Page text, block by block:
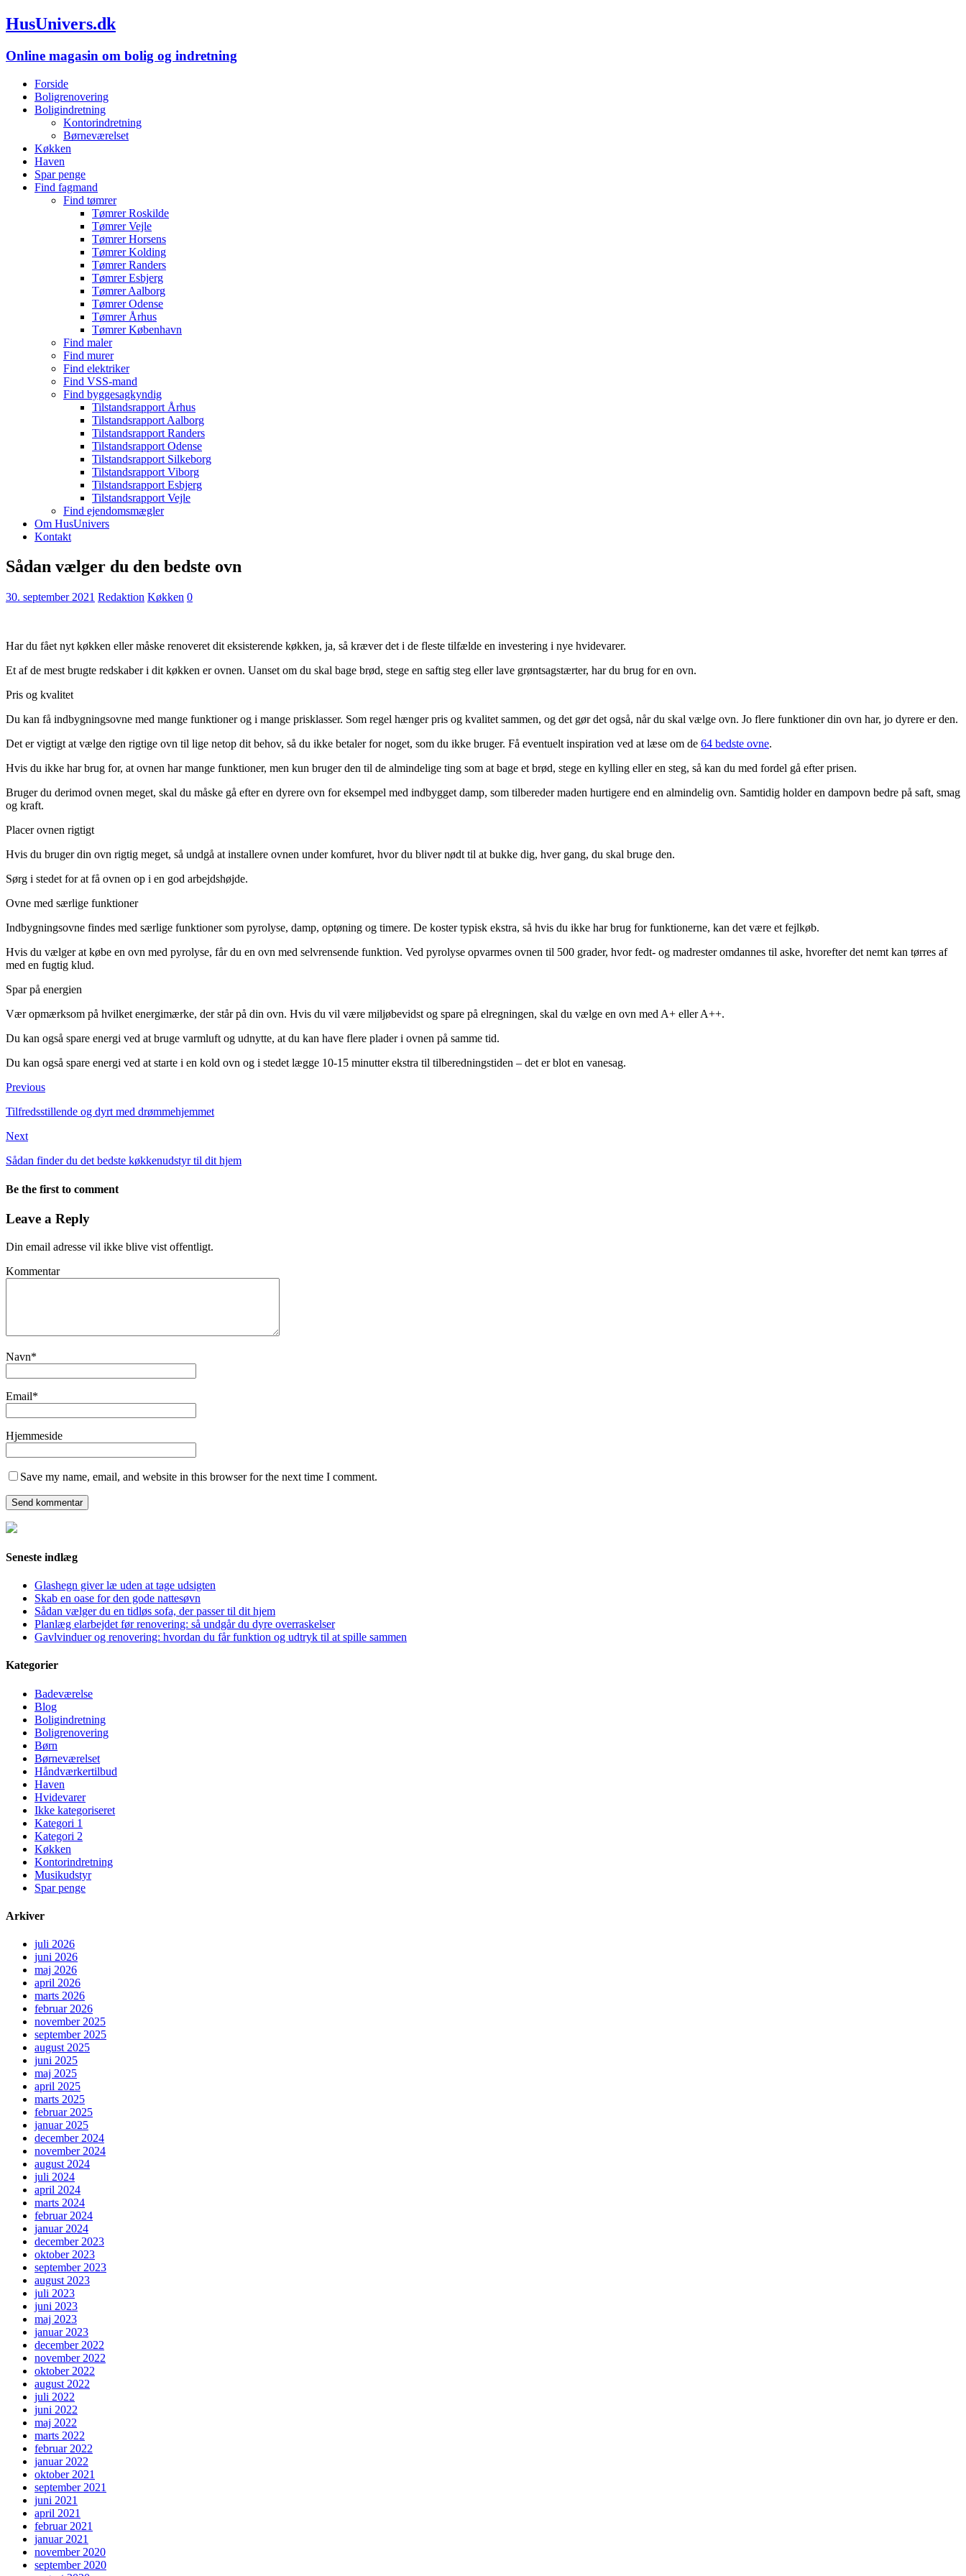
HusUnivers.dk
Online magasin om bolig og indretning
Forside
Boligrenovering
Boligindretning
Kontorindretning
Børneværelset
Køkken
Haven
Spar penge
Find fagmand
Find tømrer
Tømrer Roskilde
Tømrer Vejle
Tømrer Horsens
Tømrer Kolding
Tømrer Randers
Tømrer Esbjerg
Tømrer Aalborg
Tømrer Odense
Tømrer Århus
Tømrer København
Find maler
Find murer
Find elektriker
Find VSS-mand
Find byggesagkyndig
Tilstandsrapport Århus
Tilstandsrapport Aalborg
Tilstandsrapport Randers
Tilstandsrapport Odense
Tilstandsrapport Silkeborg
Tilstandsrapport Viborg
Tilstandsrapport Esbjerg
Tilstandsrapport Vejle
Find ejendomsmægler
Om HusUnivers
Kontakt
Sådan vælger du den bedste ovn
30. september 2021 Redaktion Køkken 0
Har du fået nyt køkken eller måske renoveret dit eksisterende køkken, ja, så kræver det i de fleste tilfælde en investering i nye hvidevarer.
Et af de mest brugte redskaber i dit køkken er ovnen. Uanset om du skal bage brød, stege en saftig steg eller lave grøntsagstærter, har du brug for en ovn.
Pris og kvalitet
Du kan få indbygningsovne med mange funktioner og i mange prisklasser. Som regel hænger pris og kvalitet sammen, og det gør det også, når du skal vælge ovn. Jo flere funktioner din ovn har, jo dyrere er den.
Det er vigtigt at vælge den rigtige ovn til lige netop dit behov, så du ikke betaler for noget, som du ikke bruger. Få eventuelt inspiration ved at læse om de 64 bedste ovne.
Hvis du ikke har brug for, at ovnen har mange funktioner, men kun bruger den til de almindelige ting som at bage et brød, stege en kylling eller en steg, så kan du med fordel gå efter prisen.
Bruger du derimod ovnen meget, skal du måske gå efter en dyrere ovn for eksempel med indbygget damp, som tilbereder maden hurtigere end en almindelig ovn. Samtidig holder en dampovn bedre på saft, smag
og kraft.
Placer ovnen rigtigt
Hvis du bruger din ovn rigtig meget, så undgå at installere ovnen under komfuret, hvor du bliver nødt til at bukke dig, hver gang, du skal bruge den.
Sørg i stedet for at få ovnen op i en god arbejdshøjde.
Ovne med særlige funktioner
Indbygningsovne findes med særlige funktioner som pyrolyse, damp, optøning og timere. De koster typisk ekstra, så hvis du ikke har brug for funktionerne, kan det være et fejlkøb.
Hvis du vælger at købe en ovn med pyrolyse, får du en ovn med selvrensende funktion. Ved pyrolyse opvarmes ovnen til 500 grader, hvor fedt- og madrester omdannes til aske, hvorefter det nemt kan tørres af
med en fugtig klud.
Spar på energien
Vær opmærksom på hvilket energimærke, der står på din ovn. Hvis du vil være miljøbevidst og spare på elregningen, skal du vælge en ovn med A+ eller A++.
Du kan også spare energi ved at bruge varmluft og udnytte, at du kan have flere plader i ovnen på samme tid.
Du kan også spare energi ved at starte i en kold ovn og i stedet lægge 10-15 minutter ekstra til tilberedningstiden – det er blot en vanesag.
Previous
Tilfredsstillende og dyrt med drømmehjemmet
Next
Sådan finder du det bedste køkkenudstyr til dit hjem
Be the first to comment
Leave a Reply
Din email adresse vil ikke blive vist offentligt.
Kommentar
Navn*
Email*
Hjemmeside
Save my name, email, and website in this browser for the next time I comment.
Seneste indlæg
Glashegn giver læ uden at tage udsigten
Skab en oase for den gode nattesøvn
Sådan vælger du en tidløs sofa, der passer til dit hjem
Planlæg elarbejdet før renovering: så undgår du dyre overraskelser
Gavlvinduer og renovering: hvordan du får funktion og udtryk til at spille sammen
Kategorier
Badeværelse
Blog
Boligindretning
Boligrenovering
Børn
Børneværelset
Håndværkertilbud
Haven
Hvidevarer
Ikke kategoriseret
Kategori 1
Kategori 2
Køkken
Kontorindretning
Musikudstyr
Spar penge
Arkiver
juli 2026
juni 2026
maj 2026
april 2026
marts 2026
februar 2026
november 2025
september 2025
august 2025
juni 2025
maj 2025
april 2025
marts 2025
februar 2025
januar 2025
december 2024
november 2024
august 2024
juli 2024
april 2024
marts 2024
februar 2024
januar 2024
december 2023
oktober 2023
september 2023
august 2023
juli 2023
juni 2023
maj 2023
januar 2023
december 2022
november 2022
oktober 2022
august 2022
juli 2022
juni 2022
maj 2022
marts 2022
februar 2022
januar 2022
oktober 2021
september 2021
juni 2021
april 2021
februar 2021
januar 2021
november 2020
september 2020